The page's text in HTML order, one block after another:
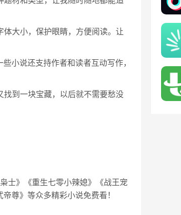
大小，保护眼睛，方便阅读。让
小说还支持作者和读者互动写作，
到一块宝藏，以后就不需要愁没
士》《重生七零小辣媳》《战王宠
尊》等众多精彩小说免费看！